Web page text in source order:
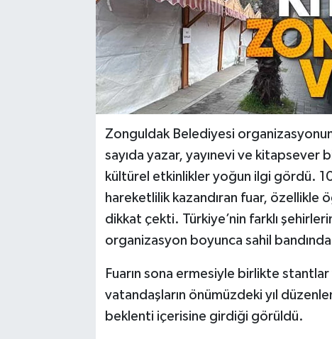
Zonguldak Belediyesi
sayıda yazar, yayınevi ve
kültürel etkinlikler yoğun ilgi gördü.
hareketlilik kazandıran fuar, özellikle
dikkat çekti. Türkiye’nin farklı
organizasyon boyunca sahil
Fuarın sona ermesiyle birlikte stantlar
vatandaşların önümüzdeki yıl
beklenti içerisine girdiği görüldü.